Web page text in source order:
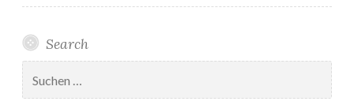
Search
nach: